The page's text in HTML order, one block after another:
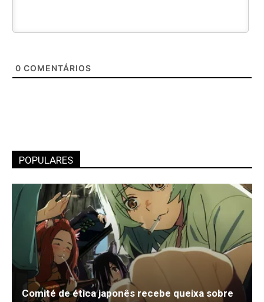
0 COMENTÁRIOS
POPULARES
Comité de ética japonês recebe queixa sobre